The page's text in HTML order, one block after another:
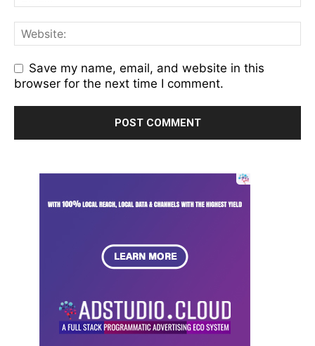
Save my name, email, and website in this
browser for the next time I comment.